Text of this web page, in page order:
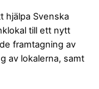
hjälpa Svenska
till ett nytt
framtagning av
av lokalerna, samt